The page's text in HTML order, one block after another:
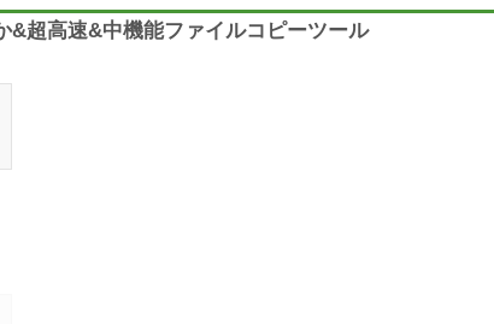
&超高速&中機能ファイルコピーツール